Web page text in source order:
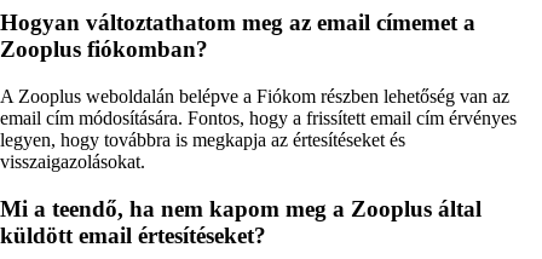
Hogyan változtathatom meg az email címemet a
Zooplus fiókomban?
A Zooplus weboldalán belépve a Fiókom részben lehetőség van az
email cím módosítására. Fontos, hogy a frissített email cím érvényes
legyen, hogy továbbra is megkapja az értesítéseket és
visszaigazolásokat.
Mi a teendő, ha nem kapom meg a Zooplus által
küldött email értesítéseket?